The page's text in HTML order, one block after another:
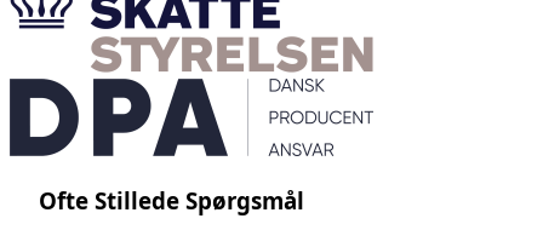
Ofte Stillede Spørgsmål